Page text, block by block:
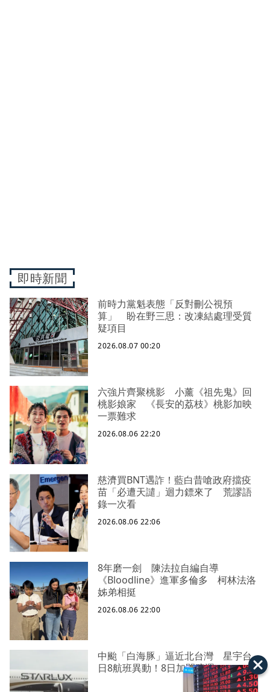
即時新聞
前時力黨魁表態「反對刪公視預
算」 盼在野三思：改凍結處理受質
疑項目
2026.08.07 00:20
六強片齊聚桃影 小薰《祖先鬼》回
桃影娘家 《長安的荔枝》桃影加映
一票難求
2026.08.06 22:20
慈濟買BNT遇詐！藍白昔嗆政府擋疫
苗「必遭天譴」迴力鏢來了 荒謬語
錄一次看
2026.08.06 22:06
8年磨一劍 陳法拉自編自導
《Bloodline》進軍多倫多 柯林法洛
姊弟相挺
2026.08.06 22:00
中颱「白海豚」逼近北台灣 星宇台
日8航班異動！8日加開疏運